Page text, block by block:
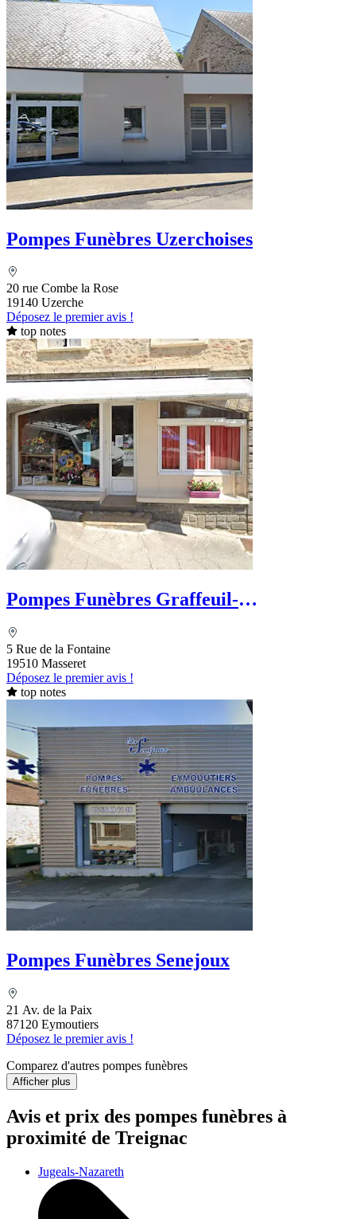
Pompes Funèbres Uzerchoises
20 rue Combe la Rose
19140 Uzerche
Déposez le premier avis !
top notes
Pompes Funèbres Graffeuil-
5 Rue de la Fontaine
19510 Masseret
Déposez le premier avis !
top notes
Pompes Funèbres Senejoux
21 Av. de la Paix
87120 Eymoutiers
Déposez le premier avis !
Comparez d'autres pompes funèbres
Afficher plus
Avis et prix des pompes funèbres à
proximité de Treignac
Jugeals-Nazareth